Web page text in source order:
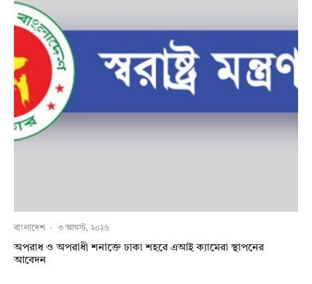
বাংলাদেশ · ৩ আগস্ট, ২০২৬
অপরাধ ও অপরাধী শনাক্তে ঢাকা শহরে এআই ক্যামেরা স্থাপনের
আবেদন